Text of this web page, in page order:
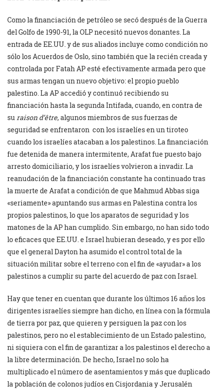
Como la financiación de petróleo se secó después de la Guerra
del Golfo de 1990-91, la OLP necesitó nuevos donantes. La
entrada de EE.UU. y de sus aliados incluye como condición no
sólo los Acuerdos de Oslo, sino también que la recién creada y
controlada por Fatah AP esté efectivamente armada pero que
sus armas tengan un nuevo objetivo: el propio pueblo
palestino. La AP accedió y continuó recibiendo su
financiación hasta la segunda Intifada, cuando, en contra de
su raison d’être, algunos miembros de sus fuerzas de
seguridad se enfrentaron con los israelíes en un tiroteo
cuando los israelíes atacaban a los palestinos. La financiación
fue detenida de manera intermitente, Arafat fue puesto bajo
arresto domiciliario, y los israelíes volvieron a invadir. La
reanudación de la financiación constante ha continuado tras
la muerte de Arafat a condición de que Mahmud Abbas siga
«seriamente» apuntando sus armas en Palestina contra los
propios palestinos, lo que los aparatos de seguridad y los
matones de la AP han cumplido. Sin embargo, no han sido todo
lo eficaces que EE.UU. e Israel hubieran deseado, y es por ello
que el general Dayton ha asumido el control total de la
situación militar sobre el terreno con el fin de «ayudar» a los
palestinos a cumplir su parte del acuerdo de paz con Israel.
Hay que tener en cuentan que durante los últimos 16 años los
dirigentes israelíes siempre han dicho, en línea con la fórmula
de tierra por paz, que quieren y persiguen la paz con los
palestinos, pero no el establecimiento de un Estado palestino,
ni siquiera con el fin de garantizar a los palestinos el derecho a
la libre determinación. De hecho, Israel no solo ha
multiplicado el número de asentamientos y más que duplicado
la población de colonos judíos en Cisjordania y Jerusalén